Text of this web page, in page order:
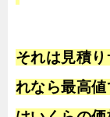
それは見積
れなら最高